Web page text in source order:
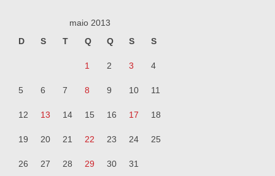
maio 2013
D
S T Q Q S S
1 2 3 4
5 6 7 8 9 10 11
12 13 14 15 16 17 18
19 20 21 22 23 24 25
26 27 28 29 30
31